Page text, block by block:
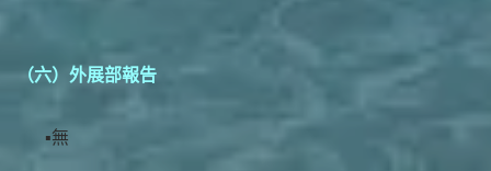
（六）外展部報告
無